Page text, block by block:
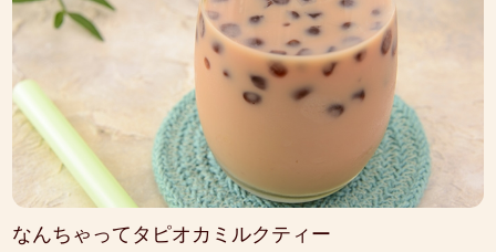
なんちゃってタピオカミルクティー